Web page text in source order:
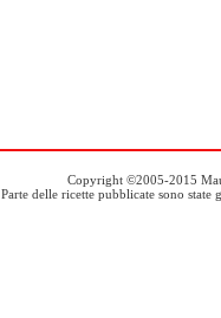
Copyright ©2005-2015
Parte delle ricette pubblicate sono state